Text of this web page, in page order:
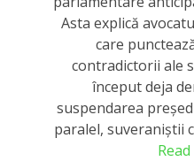
Asta explică
care
contradictorii ale
început deja
suspendarea
paralel, suveraniștii